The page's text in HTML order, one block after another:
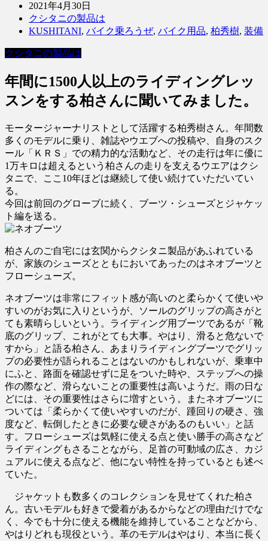
2021年4月30日
クシタニの製品は
KUSHITANI, バイク乗ろうぜ, バイク用品, 柏秀樹, 装備
クシタニの製品は
年間に1500人以上のライディングレッ
スンをする柏さんに聞いてみました。
モータージャーナリストとして活躍する柏秀樹さん。年間数
多くのモデルに乗り、雑誌やウエブへの投稿や、自身のスク
ール「ＫＲＳ」での精力的な活動など、その走行は年に優に
1万キロは超えるという柏さんの走りを支えるウエアはクシ
タニで、ここ10年ほどは継続して使い続けていただいてい
る。
今回は前回のグローブに続く、ブーツ・シューズとジャケッ
ト編を送る。
柏さんのご自宅には玄関からクシタニ製品があふれている
が、家族のシューズとともにおいてあったのはネオブーツと
フローシューズ。
ネオブーツは非常にフィット感が高いのと柔らかくて使いや
すいのがお気に入りというが、ソールのグリップの高さがと
ても素晴らしいという。ライディング用ブーツであるが「靴
底のグリップ、これがとても大事。やはり、滑ると危ないで
すから」と語る柏さん、あまりライディングブーツでグリッ
プの必要性が語られることはないのかもしれないが、乗車中
にふと、路面を確認せずに足をついた時や、ステップへの操
作の際など、滑らないことの重要性は高いようだ。雨の日な
どには、その重要性はさらに増すという。またネオブーツに
ついては「柔らかくて使いやすいのだが、踵回りの硬さ、強
度など、転倒したときに必要な硬さがあるのもいい」と話
す。フローシューズは気軽に使える点と使い勝手の高さなど
ライディングもさることながら、足首の可動域の広さ、カジ
ュアルに使える点など、他にない特性を持っているとも述べ
ていた。
ジャケットも数多くのコレクションを見せてくれた柏さ
ん。古いモデルも好きで愛着があるからなどの理由だけでな
く、今でも十分に使える機能を維持していることなどから、
やはりどれも現役という。革のモデルはやはり、本当に長く